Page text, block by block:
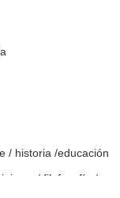
/ historia /educación
/ filofosofía /